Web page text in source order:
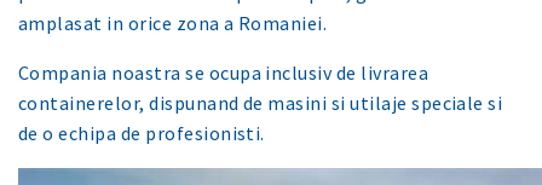
amplasat in orice zona a Romaniei.
Compania noastra se ocupa inclusiv de livrarea
containerelor, dispunand de masini si utilaje speciale si
de o echipa de profesionisti.